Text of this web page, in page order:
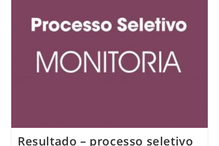
Resultado – processo seletivo